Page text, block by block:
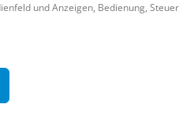
und Anzeigen, Bedienung,